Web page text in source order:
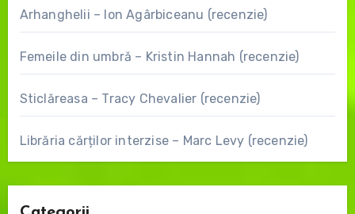
Arhanghelii – Ion Agârbiceanu (recenzie)
Femeile din umbră – Kristin Hannah (recenzie)
Sticlăreasa – Tracy Chevalier (recenzie)
Librăria cărților interzise – Marc Levy (recenzie)